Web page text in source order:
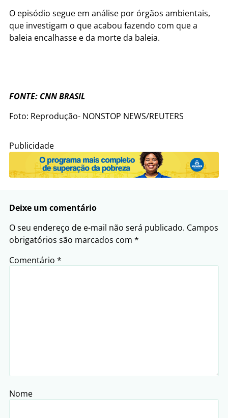
O episódio segue em análise por órgãos ambientais,
que investigam o que acabou fazendo com que a
baleia encalhasse e da morte da baleia.
FONTE: CNN BRASIL
Foto: Reprodução- NONSTOP NEWS/REUTERS
Publicidade
Deixe um comentário
O seu endereço de e-mail não será publicado. Campos
obrigatórios são marcados com *
Comentário *
Nome